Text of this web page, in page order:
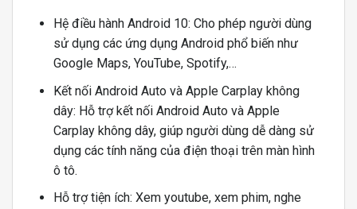
Hệ điều hành Android 10: Cho phép người dùng
sử dụng các ứng dụng Android phổ biến như
Google Maps, YouTube, Spotify,…
Kết nối Android Auto và Apple Carplay không
dây: Hỗ trợ kết nối Android Auto và Apple
Carplay không dây, giúp người dùng dễ dàng sử
dụng các tính năng của điện thoại trên màn hình
ô tô.
Hỗ trợ tiện ích: Xem youtube, xem phim, nghe